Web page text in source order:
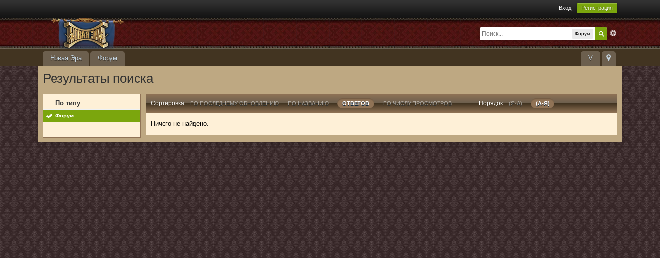
Вход Регистрация
Форум
V
Новая Эра Форум
Результаты поиска
По типу
Форум
Сортировка ПО ПОСЛЕДНЕМУ ОБНОВЛЕНИЮ ПО НАЗВАНИЮ ОТВЕТОВ ПО ЧИСЛУ ПРОСМОТРОВ Порядок (Я-А) (А-Я)
Ничего не найдено.